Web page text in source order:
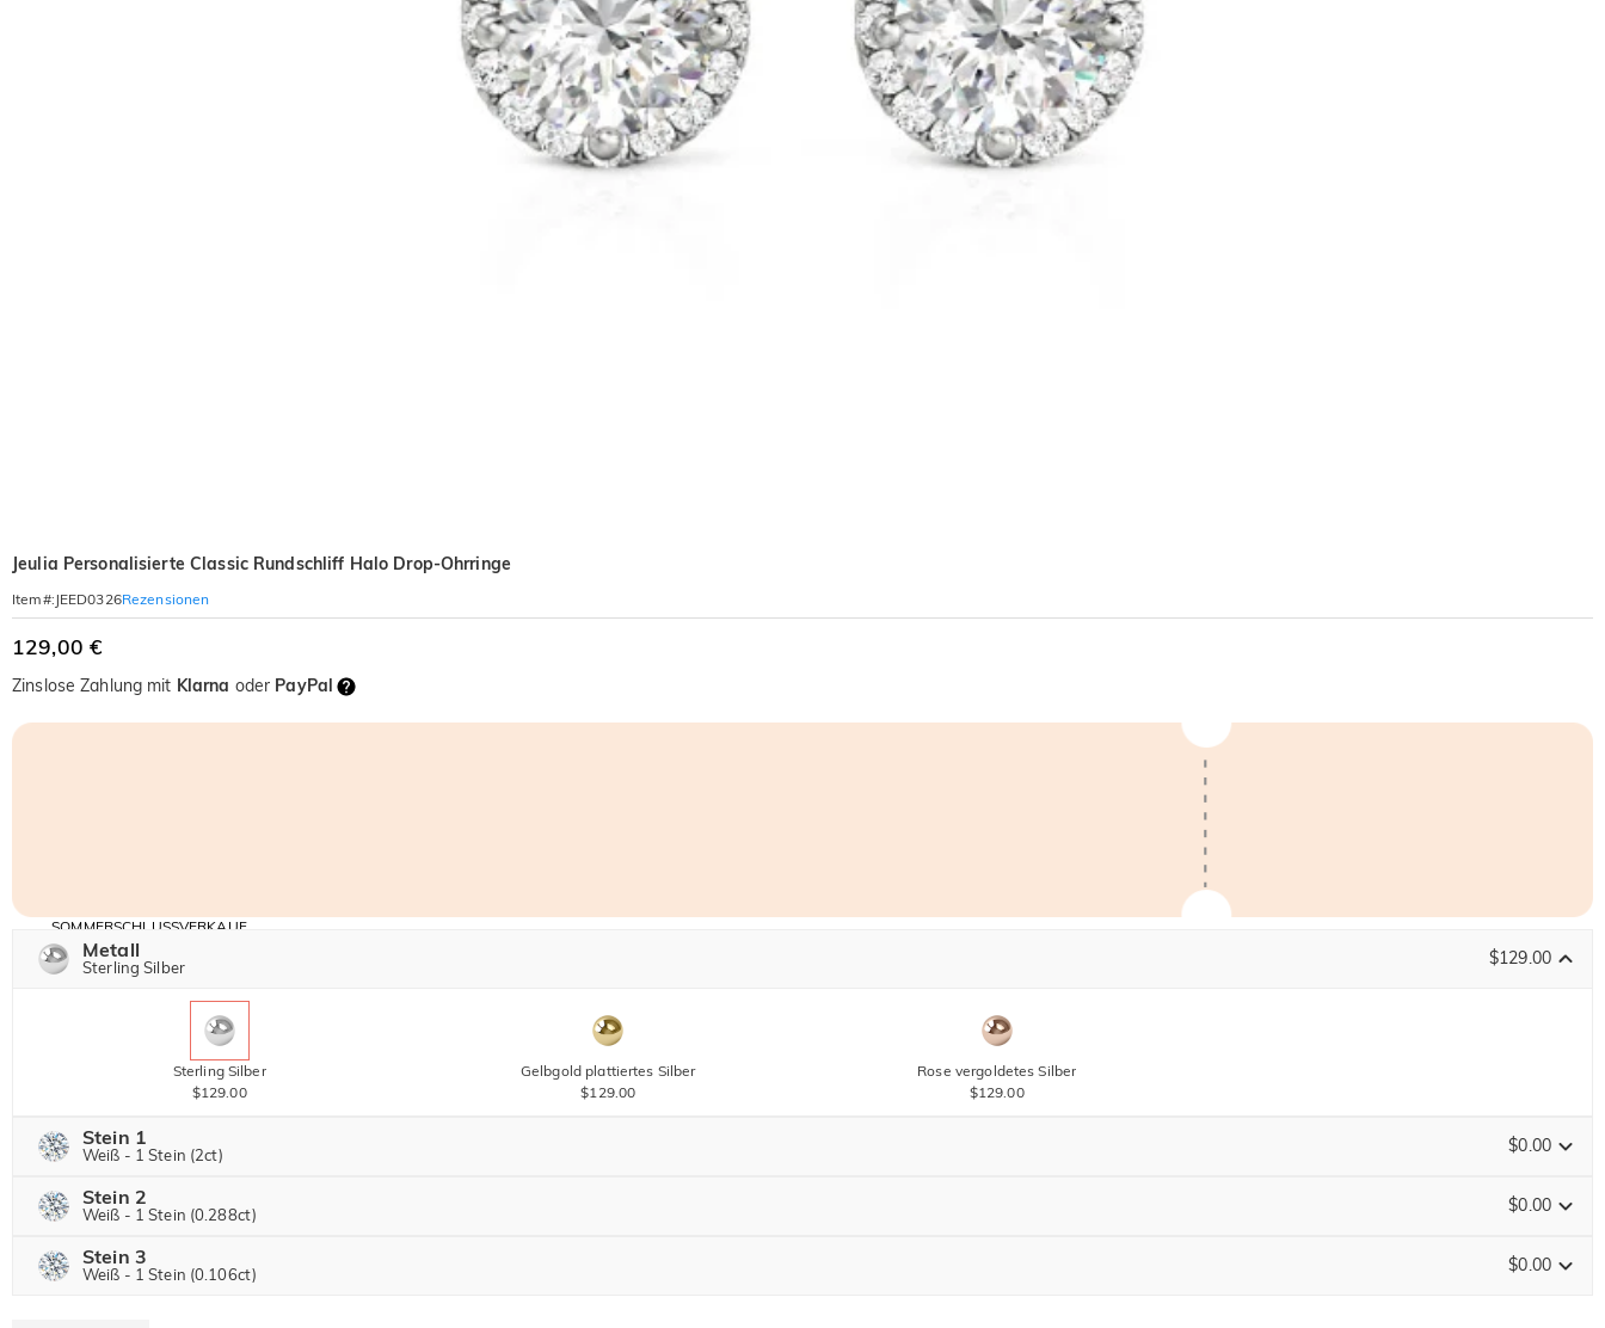
Jeulia Personalisierte Classic Rundschliff Halo Drop-Ohrringe
Item#: JEED0326Rezensionen
129,00 €
Zinslose Zahlung mit Klarna oder PayPal
SOMMERSCHLUSSVERKAUF
10% RABATT
AUF ALLES
AUF DEN 2.
Metall
Sterling Silber $129.00
Sterling Silber
$129.00
Gelbgold plattiertes Silber
$129.00
Rose vergoldetes Silber
$129.00
Stein 1
Weiß - 1 Stein (2ct) $0.00
Jeulia Edelstein
Stein 2
Weiß - 1 Stein (0.288ct) $0.00
Jeulia Edelstein
Stein 3
Weiß - 1 Stein (0.106ct) $0.00